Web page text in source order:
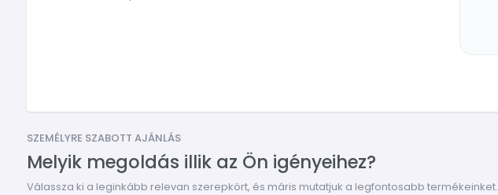
SZEMÉLYRE SZABOTT AJÁNLÁS
Melyik megoldás illik az Ön igényeihez?
Válassza ki a leginkább relevan szerepkört, és máris mutatjuk a legfontosabb termékeinket.